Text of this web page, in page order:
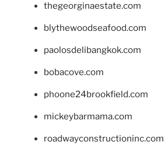
thegeorginaestate.com
blythewoodseafood.com
paolosdelibangkok.com
bobacove.com
phoone24brookfield.com
mickeybarmama.com
roadwayconstructioninc.com